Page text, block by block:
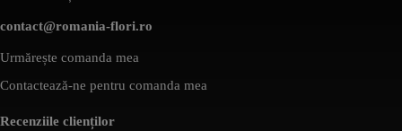
contact@romania-flori.ro
Urmărește comanda mea
Contactează-ne pentru comanda mea
Recenziile clienților